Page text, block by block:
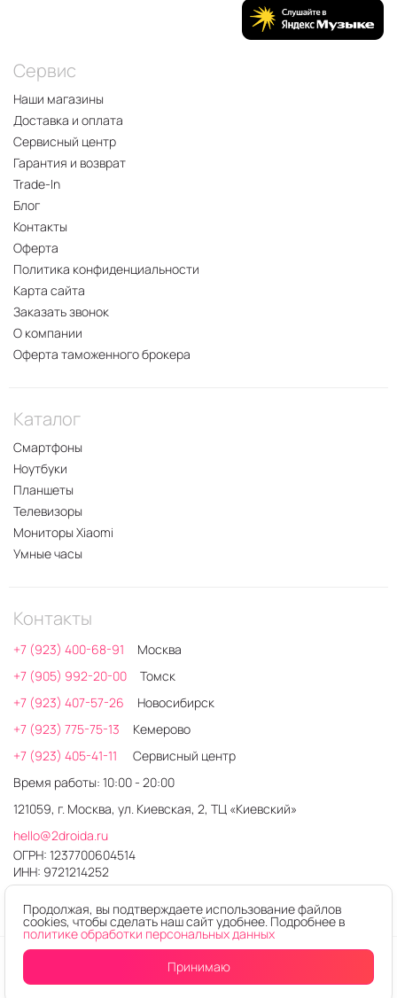
Уведомитьо поступлении
Сервис
Наши магазины
Доставка и оплата
Сервисный центр
Гарантия и возврат
Trade-In
Блог
Контакты
Оферта
Политика конфиденциальности
Карта сайта
Заказать звонок
О компании
Оферта таможенного брокера
Каталог
Смартфоны
Ноутбуки
Планшеты
Телевизоры
Мониторы Xiaomi
Умные часы
Контакты
+7 (923) 400-68-91
Москва
+7 (905) 992-20-00
Томск
+7 (923) 407-57-26
Новосибирск
+7 (923) 775-75-13
Кемерово
+7 (923) 405-41-11
Сервисный центр
Время работы: 10:00 - 20:00
121059, г. Москва, ул. Киевская, 2, ТЦ «Киевский»
hello@2droida.ru
ОГРН: 1237700604514
ИНН: 9721214252
© 2026. Любое использование контента без письменного
Интернет-магазин электроники 2DROIDA
Продолжая, вы подтверждаете использование файлов
cookies, чтобы сделать наш сайт удобнее. Подробнее в
политике обработки персональных данных
Принимаю